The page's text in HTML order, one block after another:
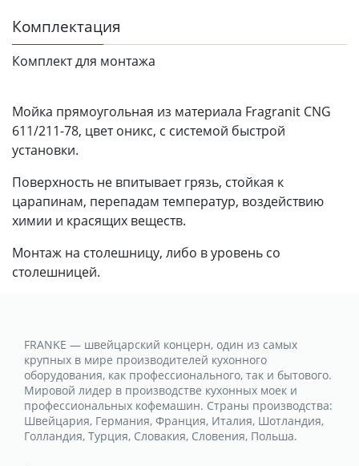
Комплектация
Комплект для монтажа
Мойка прямоугольная из материала Fragranit CNG
611/211-78, цвет оникс, с системой быстрой
установки.
Поверхность не впитывает грязь, стойкая к
царапинам, перепадам температур, воздействию
химии и красящих веществ.
Монтаж на столешницу, либо в уровень со
столешницей.
FRANKE — швейцарский концерн, один из самых
крупных в мире производителей кухонного
оборудования, как профессионального, так и бытового.
Мировой лидер в производстве кухонных моек и
профессиональных кофемашин. Страны производства:
Швейцария, Германия, Франция, Италия, Шотландия,
Голландия, Турция, Словакия, Словения, Польша.